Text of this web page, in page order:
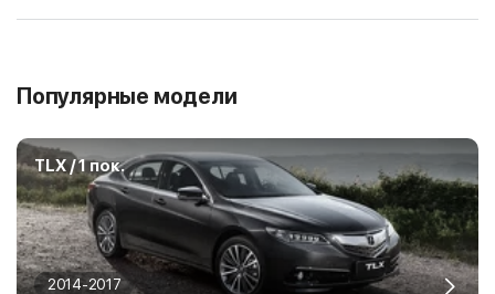
Популярные модели
TLX / 1 пок.
2014-2017